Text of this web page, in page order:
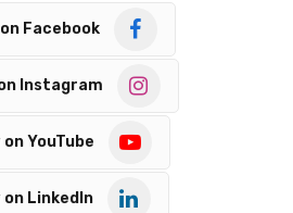
Facebook
Instagram
on YouTube
on LinkedIn